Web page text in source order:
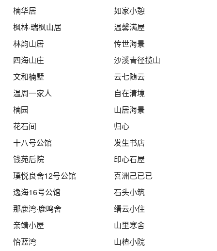
楠华居
如家小憩
枫林·瑞枫山居
温馨满屋
林韵山居
传世海景
四海山庄
沙溪青径揽山
文和楠墅
云七随云
温周一家人
自在清境
楠园
山居海景
花石间
归心
十八号公馆
发生书店
钱苑后院
印心石屋
璞悦良舍12号公馆
喜洲己已已
逸海16号公馆
石头小筑
那鹿湾·鹿鸣舍
缙云小住
亲靖小屋
山里寒舍
怡蓝湾
山楂小院